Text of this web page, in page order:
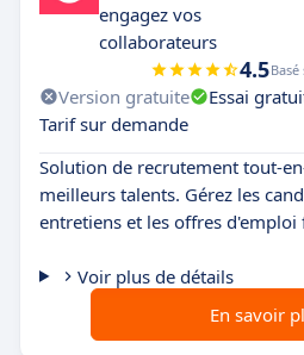
engagez vos
collaborateurs
4.5
Version gratuite Essai
Tarif sur demande
Solution de recrutement tout-
meilleurs talents. Gérez les
entretiens et les offres d'emploi
Voir plus de détails
En savoir